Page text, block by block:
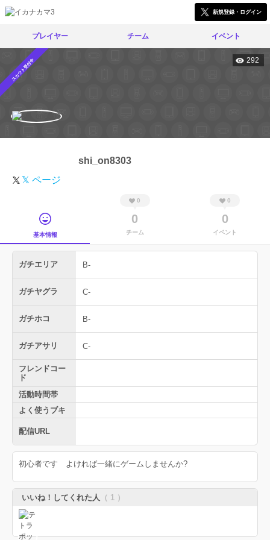
新規登録・ログイン
プレイヤー チーム イベント
スカウト受付中 292
shi_on8303
𝕏 ページ
基本情報
0
0
チーム
0
0
イベント
ガチエリア B-
ガチヤグラ C-
ガチホコ B-
ガチアサリ C-
フレンドコー
ド
活動時間帯
よく使うブキ
配信URL
初心者です よければ一緒にゲームしませんか?
いいね！してくれた人 （ 1 ）